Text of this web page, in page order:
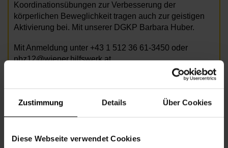
Zustimmung Details Über Cookies
Diese Webseite verwendet Cookies
Koordinationsübungen zur Verbesserung der
körperlichen Beweglichkeit tragen auch zur geistigen
Aktivierung bei. Mit unserer DGKP Barbara Huber.
Mit Anmeldung unter +43 1 512 36 61-3450 oder
nbz12@wiener.hilfswerk.at
Informationen zur Veranstaltung
Beginn Montag, 29.09.2025,